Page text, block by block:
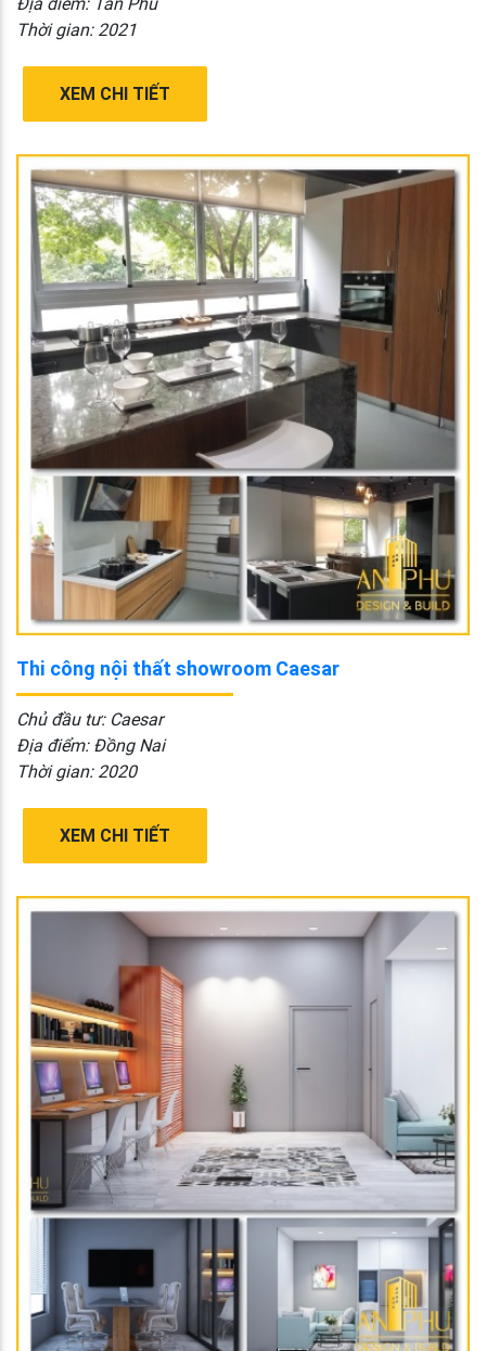
Thời gian: 2021
XEM CHI TIẾT
Thi công nội thất showroom Caesar
Chủ đầu tư: Caesar
Địa điểm: Đồng Nai
Thời gian: 2020
XEM CHI TIẾT